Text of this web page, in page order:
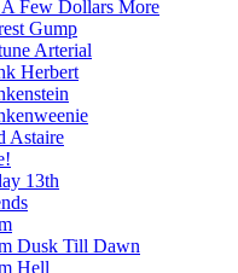
Few Dollars More
Gump
Arterial
Herbert
Astaire
13th
Dusk Till Dawn
Hell